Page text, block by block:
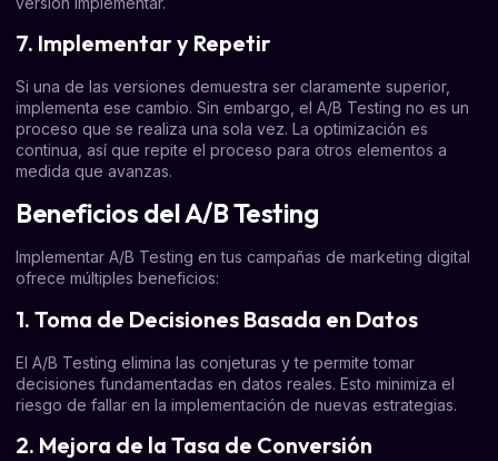
7. Implementar y Repetir
Si una de las versiones demuestra ser claramente superior,
implementa ese cambio. Sin embargo, el A/B Testing no es un
proceso que se realiza una sola vez. La optimización es
continua, así que repite el proceso para otros elementos a
medida que avanzas.
Beneficios del A/B Testing
Implementar A/B Testing en tus campañas de marketing digital
ofrece múltiples beneficios:
1. Toma de Decisiones Basada en Datos
El A/B Testing elimina las conjeturas y te permite tomar
decisiones fundamentadas en datos reales. Esto minimiza el
riesgo de fallar en la implementación de nuevas estrategias.
2. Mejora de la Tasa de Conversión